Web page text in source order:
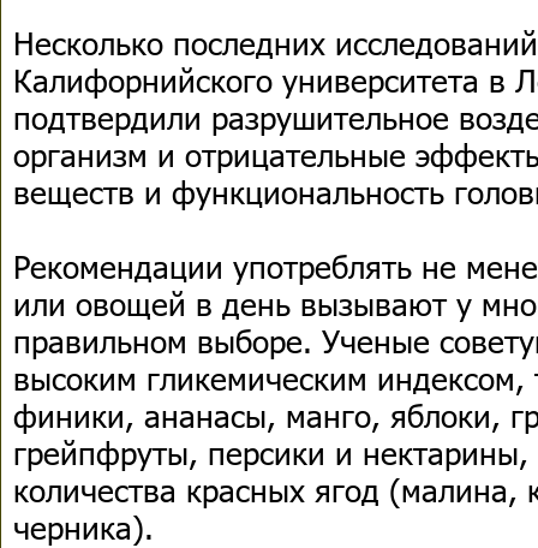
Несколько последних
Калифорнийского университета
подтвердили разрушительное
организм и отрицательные
веществ и функциональность
Рекомендации употреблять не
или овощей в день вызывают у
правильном выборе. Ученые
высоким гликемическим индексом,
финики, ананасы, манго, яблоки,
грейпфруты, персики и
количества красных ягод (малина,
черника).